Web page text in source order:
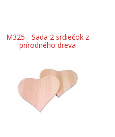
M325 - Sada 2 srdiečok z
prírodného dreva